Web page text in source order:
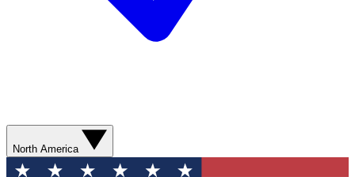
North America